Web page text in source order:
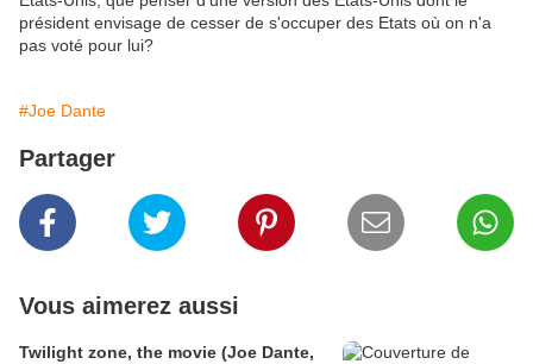
président envisage de cesser de s'occuper des Etats où on n'a
pas voté pour lui?
#Joe Dante
Partager
Vous aimerez aussi
Twilight zone, the movie (Joe Dante,